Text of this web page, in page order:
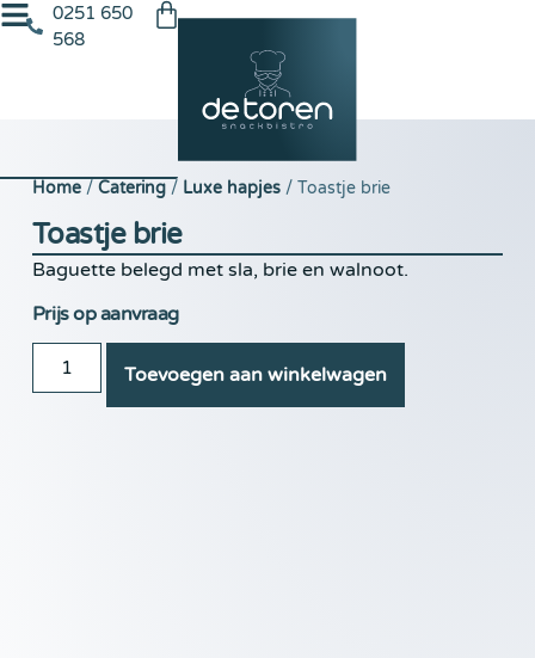
0251 650
568
Home/ Catering/ Luxe hapjes/ Toastje brie
Toastje brie
Baguette belegd met sla, brie en walnoot.
Prijs op aanvraag
Toevoegen aan winkelwagen